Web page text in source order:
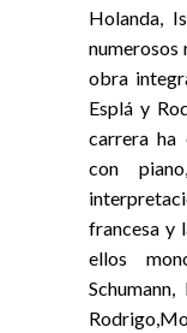
Holanda,
numerosos
obra
Esplá y
carrera ha
con
francesa y
ellos